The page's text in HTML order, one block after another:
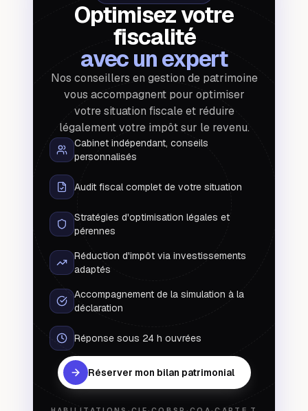
Optimisez votre
fiscalité
avec un expert
Nos conseillers en gestion de patrimoine
vous accompagnent pour optimiser
votre situation fiscale et réduire
légalement votre impôt sur le revenu.
Cabinet indépendant, conseils
personnalisés
Audit fiscal complet de votre situation
Stratégies d'optimisation légales et
pérennes
Réduction d'impôt via investissements
adaptés
Accompagnement de la simulation à la
déclaration
Réponse sous 24 h ouvrées
Réserver mon bilan patrimonial